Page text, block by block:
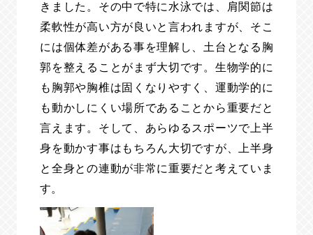
きました。その中で特に水泳では、肩関節は
柔軟性が高い方が良いと言われますが、そこ
には個体差がある事を理解し、土台となる胸
郭を整えることがまず大切です。生物学的に
も胸郭や胸椎は固くなりやすく、運動学的に
も動かしにくい場所であることから重要だと
言えます。そして、あらゆるスポーツで上半
身を動かす事はもちろん大切ですが、上半身
と全身との連動が非常に重要だと考えていま
す。